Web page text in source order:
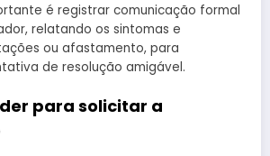
é registrar comunicação formal
relatando os sintomas e
ou afastamento, para
de resolução amigável.
para solicitar a